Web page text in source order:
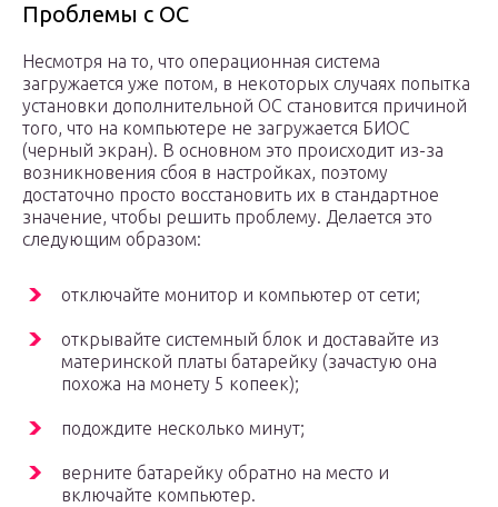
Проблемы с ОС
Несмотря на то, что операционная система
загружается уже потом, в некоторых случаях попытка
установки дополнительной ОС становится причиной
того, что на компьютере не загружается БИОС
(черный экран). В основном это происходит из-за
возникновения сбоя в настройках, поэтому
достаточно просто восстановить их в стандартное
значение, чтобы решить проблему. Делается это
следующим образом:
отключайте монитор и компьютер от сети;
открывайте системный блок и доставайте из
материнской платы батарейку (зачастую она
похожа на монету 5 копеек);
подождите несколько минут;
верните батарейку обратно на место и
включайте компьютер.